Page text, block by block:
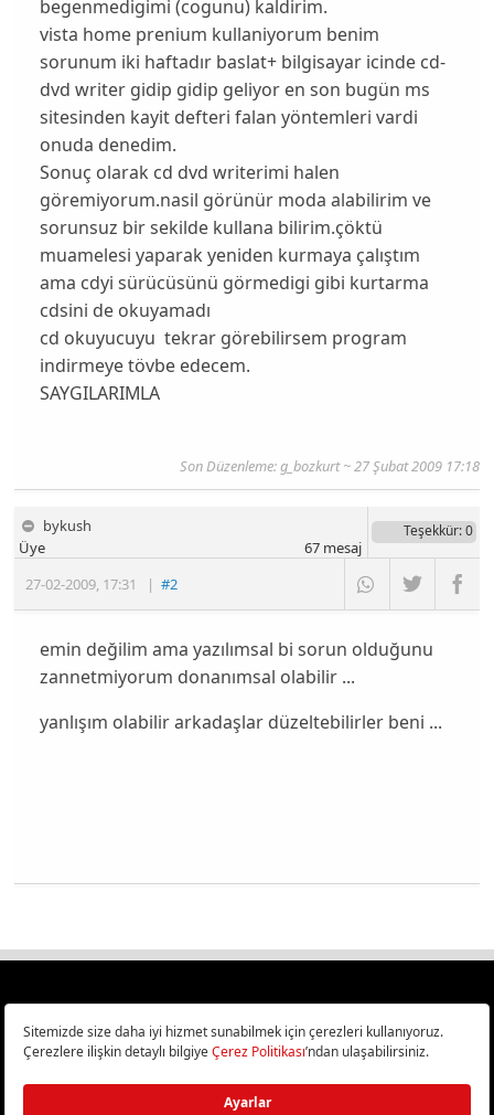
begenmedigimi (cogunu) kaldirim.
vista home prenium kullaniyorum benim
sorunum iki haftadır baslat+ bilgisayar icinde cd-
dvd writer gidip gidip geliyor en son bugün ms
sitesinden kayit defteri falan yöntemleri vardi
onuda denedim.
Sonuç olarak cd dvd writerimi halen
göremiyorum.nasil görünür moda alabilirim ve
sorunsuz bir sekilde kullana bilirim.çöktü
muamelesi yaparak yeniden kurmaya çalıştım
ama cdyi sürücüsünü görmedigi gibi kurtarma
cdsini de okuyamadı
cd okuyucuyu tekrar görebilirsem program
indirmeye tövbe edecem.
SAYGILARIMLA
Son Düzenleme:g_bozkurt~ 27 Şubat 2009 17:18
bykush
27-02-2009, 17:31 |#2
Üye
Teşekkür: 0
67mesaj
emin değilim ama yazılımsal bi sorun olduğunu
zannetmiyorum donanımsal olabilir ...
yanlışım olabilir arkadaşlar düzeltebilirler beni ...
Türkiye
Bilişim ve Teknoloji Haberleri CHIP Online’da!